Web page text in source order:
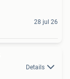
28 jul 26
Details